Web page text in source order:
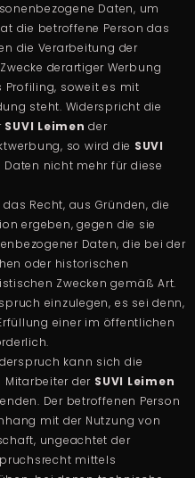
Daten, um
die betroffene Person das
die Verarbeitung der
derartiger Werbung
Profiling, soweit es mit
steht. Widerspricht die
SUVI Leimen der
so wird die SUVI
nicht mehr für diese
Recht, aus Gründen, die
ergeben, gegen die sie
Daten, die bei der
oder historischen
Zwecken gemäß Art.
einzulegen, es sei denn,
einer im öffentlichen
kann sich die
Mitarbeiter der SUVI Leimen
Der betroffenen Person
mit der Nutzung von
ungeachtet der
mittels